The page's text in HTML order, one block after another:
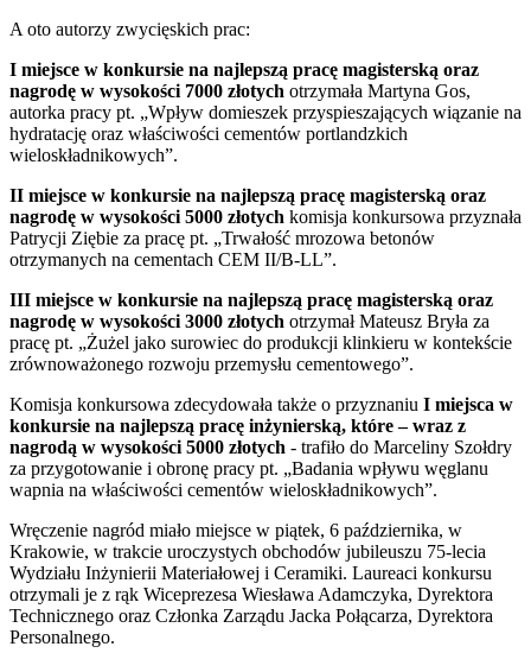
A oto autorzy zwycięskich prac:
I miejsce w konkursie na najlepszą pracę magisterską oraz
nagrodę w wysokości 7000 złotych otrzymała Martyna Gos,
autorka pracy pt. „Wpływ domieszek przyspieszających wiązanie na
hydratację oraz właściwości cementów portlandzkich
wieloskładnikowych”.
II miejsce w konkursie na najlepszą pracę magisterską oraz
nagrodę w wysokości 5000 złotych komisja konkursowa przyznała
Patrycji Ziębie za pracę pt. „Trwałość mrozowa betonów
otrzymanych na cementach CEM II/B-LL”.
III miejsce w konkursie na najlepszą pracę magisterską oraz
nagrodę w wysokości 3000 złotych otrzymał Mateusz Bryła za
pracę pt. „Żużel jako surowiec do produkcji klinkieru w kontekście
zrównoważonego rozwoju przemysłu cementowego”.
Komisja konkursowa zdecydowała także o przyznaniu I miejsca w
konkursie na najlepszą pracę inżynierską, które – wraz z
nagrodą w wysokości 5000 złotych - trafiło do Marceliny Szołdry
za przygotowanie i obronę pracy pt. „Badania wpływu węglanu
wapnia na właściwości cementów wieloskładnikowych”.
Wręczenie nagród miało miejsce w piątek, 6 października, w
Krakowie, w trakcie uroczystych obchodów jubileuszu 75-lecia
Wydziału Inżynierii Materiałowej i Ceramiki. Laureaci konkursu
otrzymali je z rąk Wiceprezesa Wiesława Adamczyka, Dyrektora
Technicznego oraz Członka Zarządu Jacka Połącarza, Dyrektora
Personalnego.